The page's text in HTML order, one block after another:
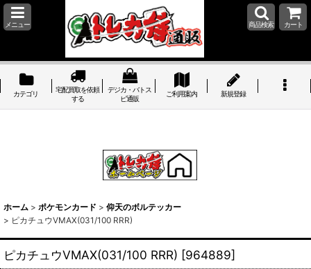
メニュー 商品検索 カート
カテゴリ
宅配買取を依頼
する
デジカ・バトス
ピ通販
ご利用案内 新規登録
ホーム > ポケモンカード > 仰天のボルテッカー
> ピカチュウVMAX(031/100 RRR)
ピカチュウVMAX(031/100 RRR) [964889]